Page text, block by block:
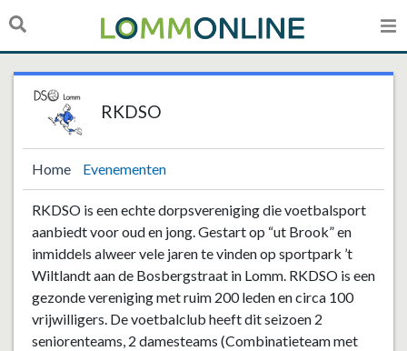
RKDSO
Home Evenementen
RKDSO is een echte dorpsvereniging die voetbalsport
aanbiedt voor oud en jong. Gestart op “ut Brook” en
inmiddels alweer vele jaren te vinden op sportpark ’t
Wiltlandt aan de Bosbergstraat in Lomm. RKDSO is een
gezonde vereniging met ruim 200 leden en circa 100
vrijwilligers. De voetbalclub heeft dit seizoen 2
seniorenteams, 2 damesteams (Combinatieteam met